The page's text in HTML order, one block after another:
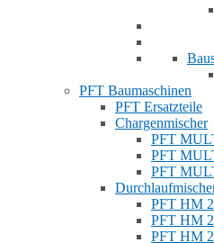
PFT Baumaschinen
PFT Ersatzteile
Chargenmischer
PFT
PFT
PFT
PFT HM
PFT HM
PFT HM